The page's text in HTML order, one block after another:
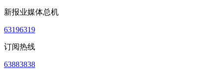
新报业媒体总机
63196319
订阅热线
63883838